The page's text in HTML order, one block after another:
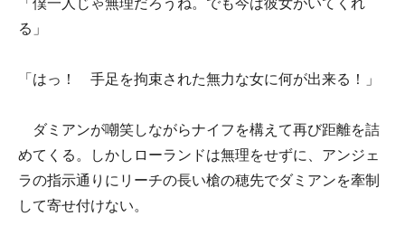
「僕一人じゃ無理だろうね。でも今は彼女がいてくれ
る」
「はっ！ 手足を拘束された無力な女に何が出来る！」
ダミアンが嘲笑しながらナイフを構えて再び距離を詰
めてくる。しかしローランドは無理をせずに、アンジェ
ラの指示通りにリーチの長い槍の穂先でダミアンを牽制
して寄せ付けない。